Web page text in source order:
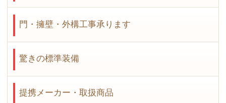
門・擁壁・外構工事承ります
驚きの標準装備
提携メーカー・取扱商品